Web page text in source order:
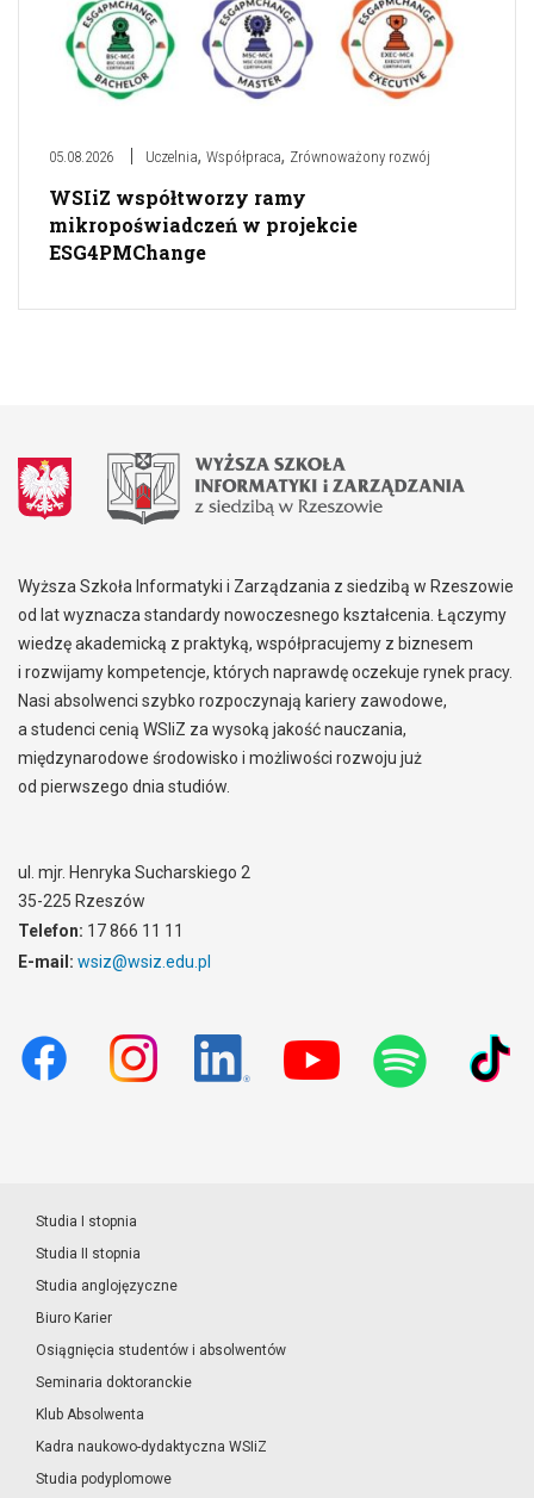
05.08.2026 Uczelnia, Współpraca, Zrównoważony rozwój
WSIiZ współtworzy ramy
mikropoświadczeń w projekcie
ESG4PMChange
Wyższa Szkoła Informatyki i Zarządzania z siedzibą w Rzeszowie
od lat wyznacza standardy nowoczesnego kształcenia. Łączymy
wiedzę akademicką z praktyką, współpracujemy z biznesem
i rozwijamy kompetencje, których naprawdę oczekuje rynek pracy.
Nasi absolwenci szybko rozpoczynają kariery zawodowe,
a studenci cenią WSIiZ za wysoką jakość nauczania,
międzynarodowe środowisko i możliwości rozwoju już
od pierwszego dnia studiów.
ul. mjr. Henryka Sucharskiego 2
35-225 Rzeszów
Telefon: 17 866 11 11
E-mail: wsiz@wsiz.edu.pl
Studia I stopnia
Studia II stopnia
Studia anglojęzyczne
Biuro Karier
Osiągnięcia studentów i absolwentów
Seminaria doktoranckie
Klub Absolwenta
Kadra naukowo-dydaktyczna WSIiZ
Studia podyplomowe